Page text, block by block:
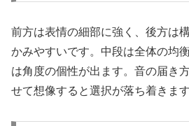
前方は表情の細部に強く、後方は
かみやすいです。中段は全体の均
は角度の個性が出ます。音の届き
せて想像すると選択が落ち着きます